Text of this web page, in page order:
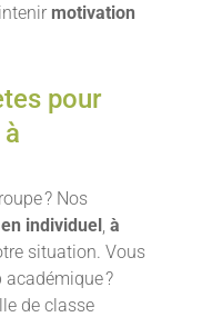
motivation
pour
? Nos
en individuel, à
situation. Vous
?
de classe